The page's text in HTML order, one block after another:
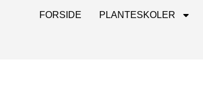
FORSIDE PLANTESKOLER